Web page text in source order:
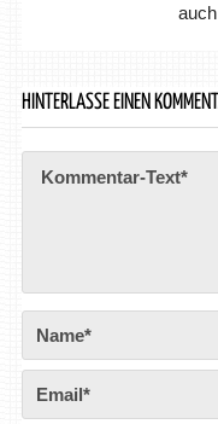
HINTERLASSE EINEN